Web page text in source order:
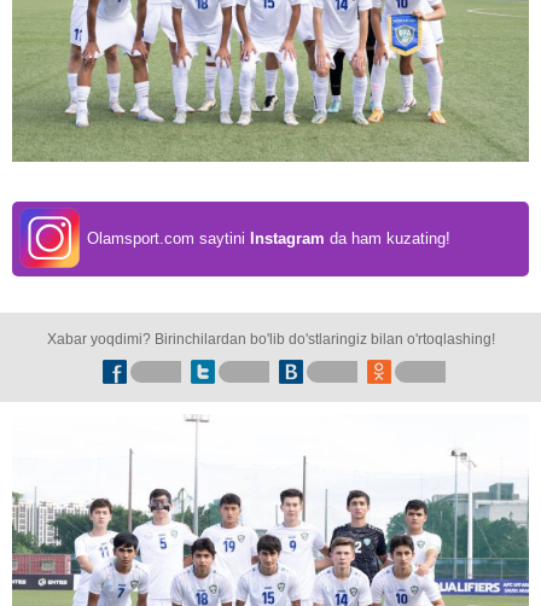
Olamsport.com saytini Instagram da ham kuzating!
Xabar yoqdimi? Birinchilardan bo'lib do'stlaringiz bilan o'rtoqlashing!